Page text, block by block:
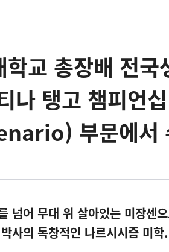
교 총장배 전국
나 탱고 챔피언십
부문에서
넘어 무대 위 살아있는 미장센
사의 독창적인 나르시시즘 미